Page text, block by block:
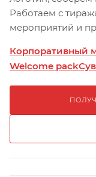
Работаем с
мероприятий и
Корпоративный
Welcome pack